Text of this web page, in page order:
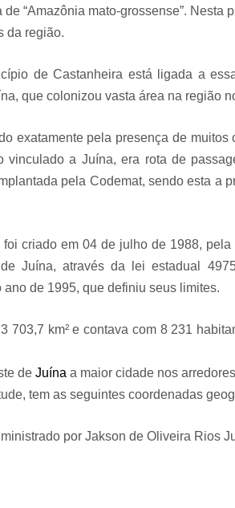
“Amazônia mato-grossense”.
da região.
de Castanheira está ligada a
que colonizou vasta área na região
exatamente pela presença de
vinculado a Juína, era rota de
pela Codemat, sendo esta a
criado em 04 de julho de 1988,
Juína, através da lei estadual
de 1995, que definiu seus limites.
703,7 km² e contava com 8 231
de Juína a maior cidade nos
tem as seguintes coordenadas
por Jakson de Oliveira Rios